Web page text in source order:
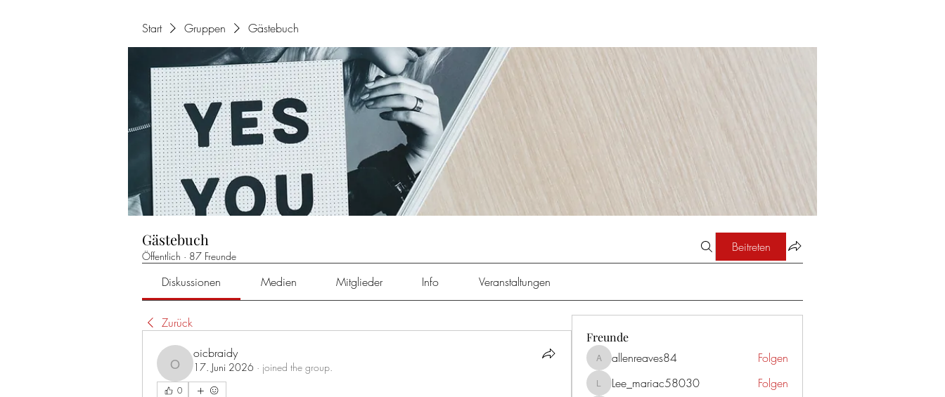
Start Gruppen Gästebuch
Gästebuch
Öffentlich · 87 Freunde
Beitreten
Diskussionen Medien Mitglieder Info Veranstaltungen
Zurück
oicbraidy
oicbraidy
17. Juni 2026 · joined the group.
0
Freunde
allenreaves84
allenreaves84 Folgen
Lee_mariac58030
Lee_mariac58030 Folgen